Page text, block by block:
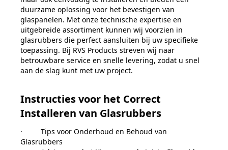
duurzame oplossing voor het bevestigen van
glaspanelen. Met onze technische expertise en
uitgebreide assortiment kunnen wij voorzien in
glasrubbers die perfect aansluiten bij uw specifieke
toepassing. Bij RVS Products streven wij naar
betrouwbare service en snelle levering, zodat u snel
aan de slag kunt met uw project.
Instructies voor het Correct
Installeren van Glasrubbers
· Tips voor Onderhoud en Behoud van
Glasrubbers